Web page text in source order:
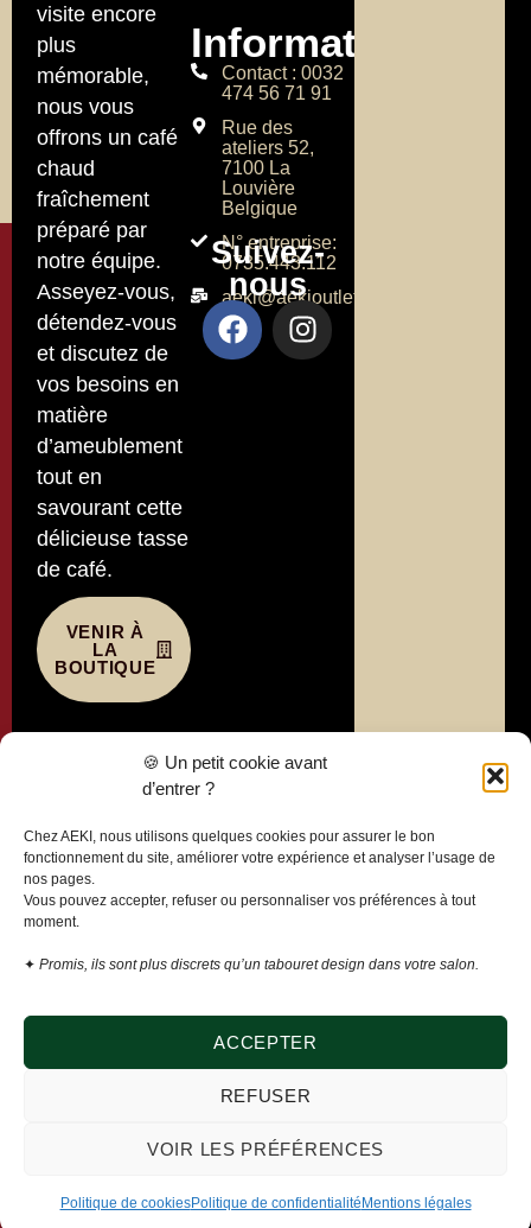
🍪 Un petit cookie avant
d’entrer ?
Chez AEKI, nous utilisons quelques cookies pour assurer le bon
fonctionnement du site, améliorer votre expérience et analyser l’usage de
nos pages.
Vous pouvez accepter, refuser ou personnaliser vos préférences à tout
moment.
✦ Promis, ils sont plus discrets qu’un tabouret design dans votre salon.
ACCEPTER
REFUSER
VOIR LES PRÉFÉRENCES
Politique de cookiesPolitique de confidentialité Mentions légales
visite encore
plus
mémorable,
nous vous
offrons un café
chaud
fraîchement
préparé par
notre équipe.
Asseyez-vous,
détendez-vous
et discutez de
vos besoins en
matière
d’ameublement
tout en
savourant cette
délicieuse tasse
de café.
VENIR À
LA
BOUTIQUE
Liens
utiles
confidentialité
Mentions
légales
générales de
cookies
Informations
Contact : 0032
474 56 71 91
Rue des
ateliers 52,
7100 La
Louvière
Belgique
N° entreprise:
0735.443.112
aeki@aekioutlet.com
Suivez-
nous